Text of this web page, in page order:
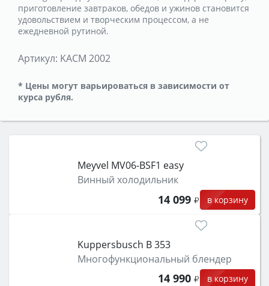
приготовление завтраков, обедов и ужинов становится
удовольствием и творческим процессом, а не
ежедневной рутиной.
Артикул: KACM 2002
* Цены могут варьироваться в зависимости от
курса рубля.
Meyvel MV06-BSF1 easy
Винный холодильник
14 099 в корзину
Kuppersbusch B 353
Многофункциональный блендер
14 990 в корзину